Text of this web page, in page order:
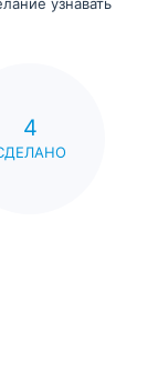
узнавать
4